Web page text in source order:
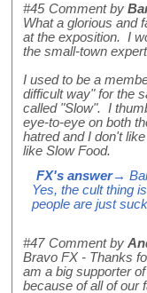
#45 Comment by
What a glorious and
at the exposition. I
the small-town
I used to be a
difficult way" for the
called "Slow". I
eye-to-eye on both
hatred and I don't
like Slow Food.
FX's answer→
Yes, the cult thing
people are just
#47 Comment by
Bravo FX - Thanks
am a big supporter
because of all of our